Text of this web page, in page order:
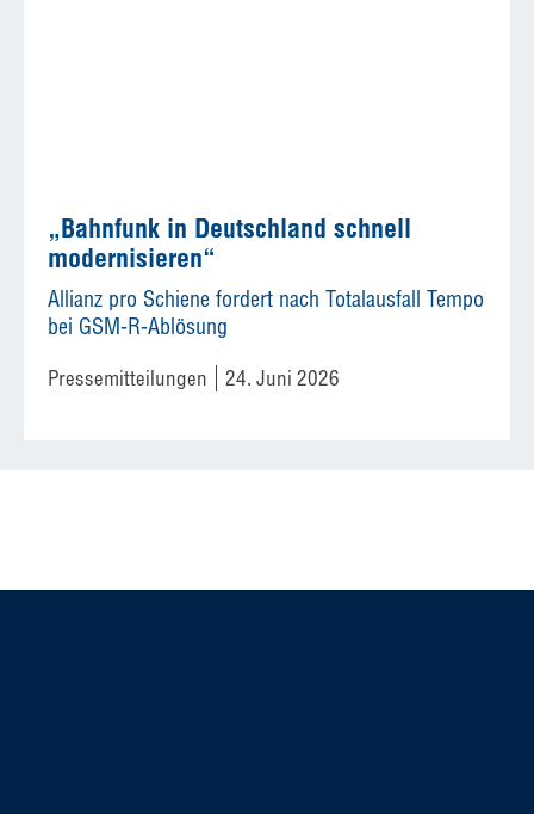
„Bahnfunk in Deutschland schnell
modernisieren“
Allianz pro Schiene fordert nach Totalausfall Tempo
bei GSM-R-Ablösung
Pressemitteilungen 24. Juni 2026